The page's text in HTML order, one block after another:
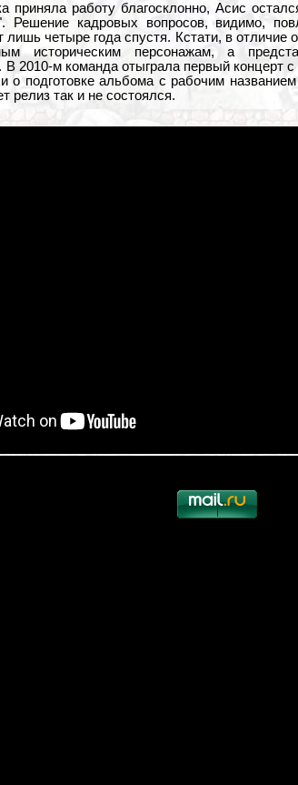
приняла работу благосклонно, Асис
Решение кадровых вопросов, видимо,
лишь четыре года спустя. Кстати, в
историческим персонажам, а
2010-м команда отыграла первый концерт
о подготовке альбома с рабочим
релиз так и не состоялся.